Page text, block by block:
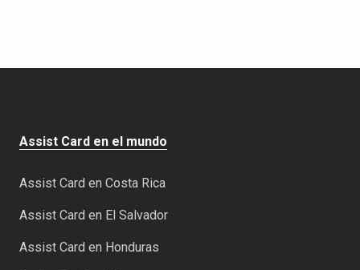
Assist Card en el mundo
Assist Card en Costa Rica
Assist Card en El Salvador
Assist Card en Honduras